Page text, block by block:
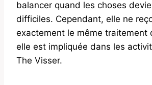
balancer quand les choses
difficiles. Cependant, elle ne
exactement le même traitement
elle est impliquée dans les
The Visser.